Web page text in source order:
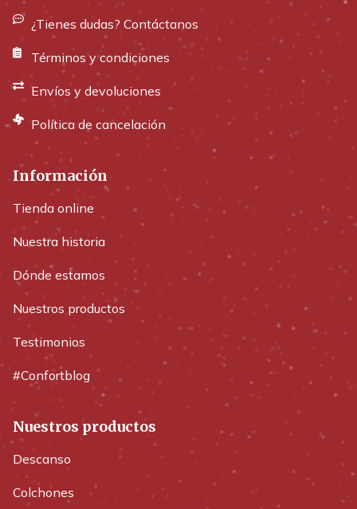
¿Tienes dudas? Contáctanos
Términos y condiciones
Envíos y devoluciones
Política de cancelación
Información
Tienda online
Nuestra historia
Dónde estamos
Nuestros productos
Testimonios
#Confortblog
Nuestros productos
Descanso
Colchones